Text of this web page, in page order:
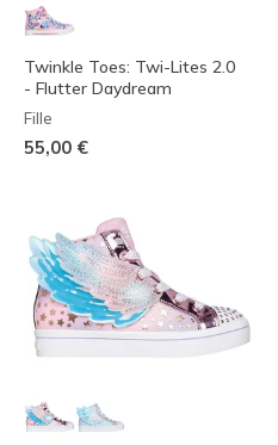
Twinkle Toes: Twi-Lites 2.0
- Flutter Daydream
Fille
55,00 €